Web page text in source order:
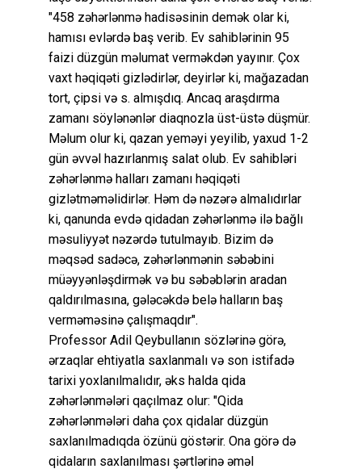
"458 zəhərlənmə hadisəsinin demək olar ki,
hamısı evlərdə baş verib. Ev sahiblərinin 95
faizi düzgün məlumat verməkdən yayınır. Çox
vaxt həqiqəti gizlədirlər, deyirlər ki, mağazadan
tort, çipsi və s. almışdıq. Ancaq araşdırma
zamanı söylənənlər diaqnozla üst-üstə düşmür.
Məlum olur ki, qazan yeməyi yeyilib, yaxud 1-2
gün əvvəl hazırlanmış salat olub. Ev sahibləri
zəhərlənmə halları zamanı həqiqəti
gizlətməməlidirlər. Həm də nəzərə almalıdırlar
ki, qanunda evdə qidadan zəhərlənmə ilə bağlı
məsuliyyət nəzərdə tutulmayıb. Bizim də
məqsəd sadəcə, zəhərlənmənin səbəbini
müəyyənləşdirmək və bu səbəblərin aradan
qaldırılmasına, gələcəkdə belə halların baş
verməməsinə çalışmaqdır".
Professor Adil Qeybullanın sözlərinə görə,
ərzaqlar ehtiyatla saxlanmalı və son istifadə
tarixi yoxlanılmalıdır, əks halda qida
zəhərlənmələri qaçılmaz olur: "Qida
zəhərlənmələri daha çox qidalar düzgün
saxlanılmadıqda özünü göstərir. Ona görə də
qidaların saxlanılması şərtlərinə əməl